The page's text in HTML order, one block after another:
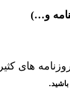
و…)
های